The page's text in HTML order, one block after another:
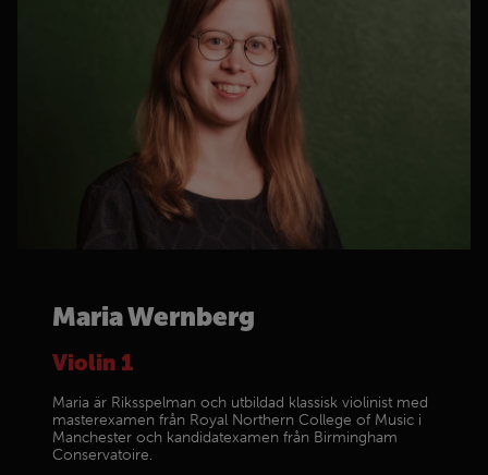
Maria Wernberg
Violin 1
Maria är Riksspelman och utbildad klassisk violinist med
masterexamen från Royal Northern College of Music i
Manchester och kandidatexamen från Birmingham
Conservatoire.